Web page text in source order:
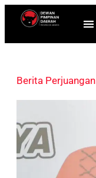
Berita Perjuangan